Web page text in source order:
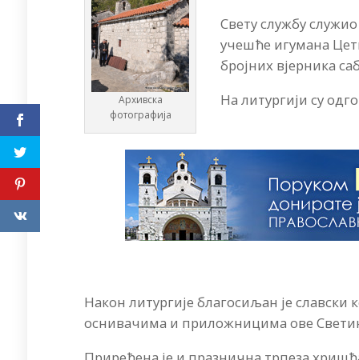
Архивска
фотографија
Свету службу
учешће игумана
бројних вјерника
На литургији су
Након литургије благосиљан је
оснивачима и приложницима ове